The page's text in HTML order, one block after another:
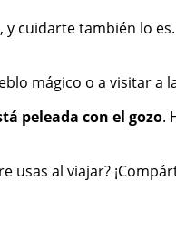
cuidarte también lo
mágico o a visitar a
peleada con el gozo.
usas al viajar?